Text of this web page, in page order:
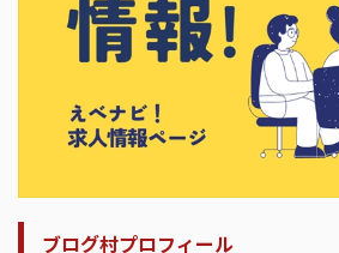
ブログ村プロフィール